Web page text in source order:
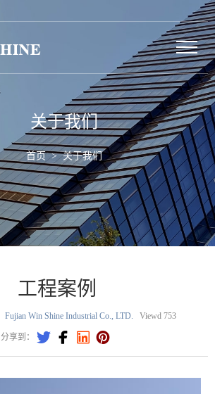
关于我们
首页> 关于我们
工程案例
Fujian Win Shine Industrial Co., LTD. Viewd 753
分享到：    